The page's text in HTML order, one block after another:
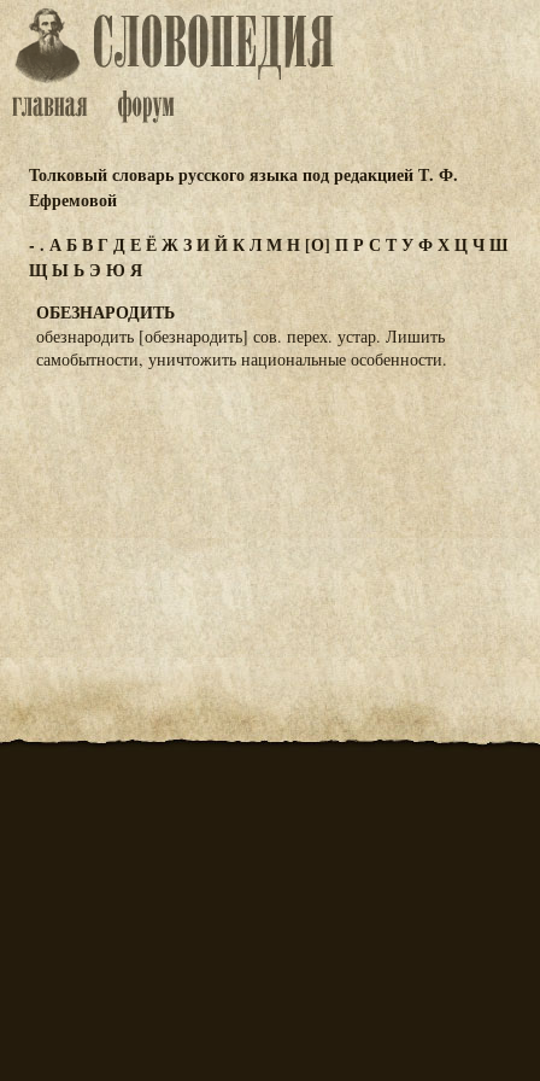
Толковый словарь русского языка под редакцией Т. Ф.
Ефремовой
- . АБВГДЕЁЖЗИЙКЛМН [О] ПРС ТУФХЦЧШ
ЩЫЬЭ ЮЯ
ОБЕЗНАРОДИТЬ
обезнародить [обезнародить] сов. перех. устар. Лишить
самобытности, уничтожить национальные особенности.